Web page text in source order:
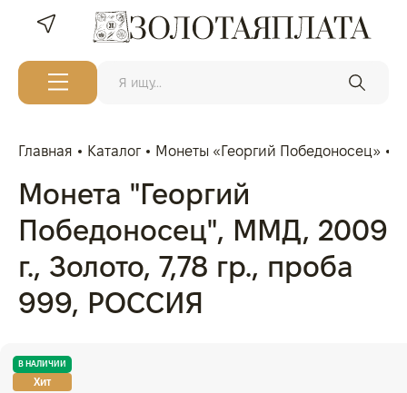
Главная Каталог Монеты «Георгий Победоносец»
Монета "Георгий
Победоносец", ММД, 2009
г., Золото, 7,78 гр., проба
999, РОССИЯ
В НАЛИЧИИ
Хит